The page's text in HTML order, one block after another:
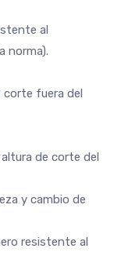
al
norma).
corte fuera del
de corte del
y cambio de
resistente al